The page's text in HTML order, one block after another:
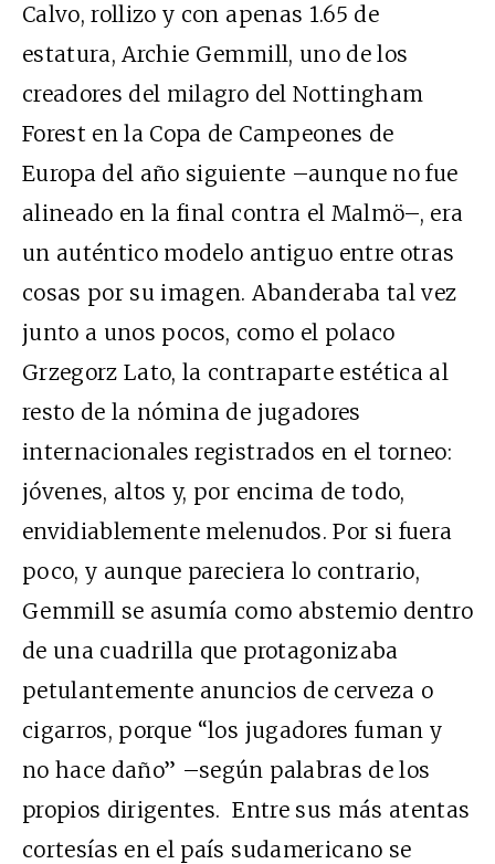
Calvo, rollizo y con apenas 1.65 de
estatura, Archie Gemmill, uno de los
creadores del milagro del Nottingham
Forest en la Copa de Campeones de
Europa del año siguiente –aunque no fue
alineado en la final contra el Malmö–, era
un auténtico modelo antiguo entre otras
cosas por su imagen. Abanderaba tal vez
junto a unos pocos, como el polaco
Grzegorz Lato, la contraparte estética al
resto de la nómina de jugadores
internacionales registrados en el torneo:
jóvenes, altos y, por encima de todo,
envidiablemente melenudos. Por si fuera
poco, y aunque pareciera lo contrario,
Gemmill se asumía como abstemio dentro
de una cuadrilla que protagonizaba
petulantemente anuncios de cerveza o
cigarros, porque “los jugadores fuman y
no hace daño” –según palabras de los
propios dirigentes. Entre sus más atentas
cortesías en el país sudamericano se